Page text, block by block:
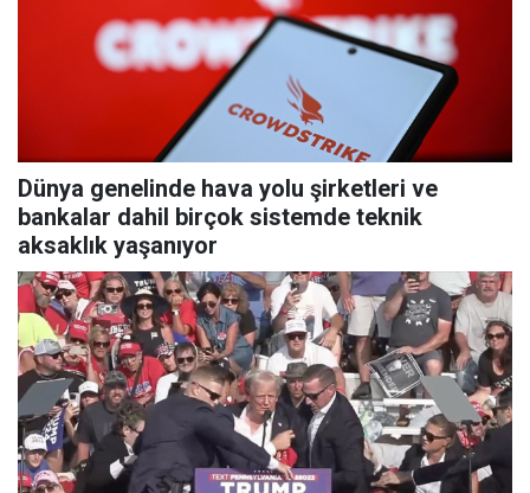
Dünya genelinde hava yolu şirketleri ve
bankalar dahil birçok sistemde teknik
aksaklık yaşanıyor